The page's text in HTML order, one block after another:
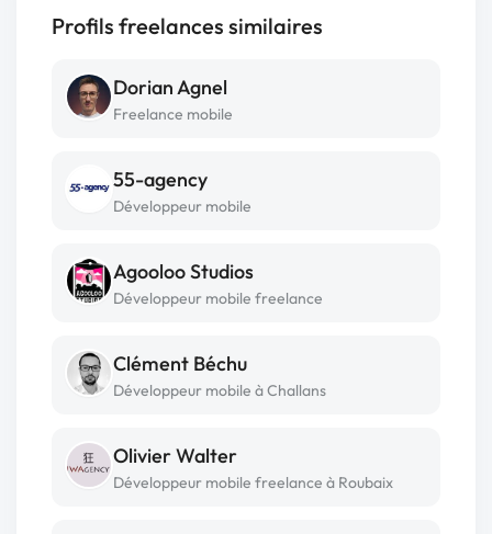
Profils freelances similaires
Dorian Agnel
Freelance mobile
55-agency
Développeur mobile
Agooloo Studios
Développeur mobile freelance
Clément Béchu
Développeur mobile à Challans
Olivier Walter
Développeur mobile freelance à Roubaix